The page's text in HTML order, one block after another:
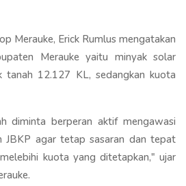
Merauke, Erick Rumlus mengatakan
Merauke yaitu minyak solar
tanah 12.127 KL, sedangkan kuota
diminta berperan aktif mengawasi
JBKP agar tetap sasaran dan tepat
kuota yang ditetapkan," ujar